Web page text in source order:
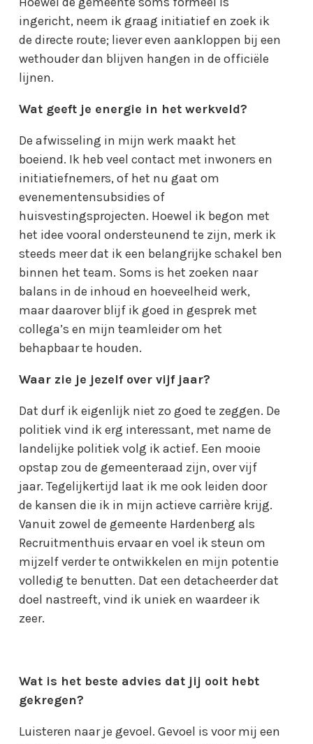
ingericht, neem ik graag initiatief en zoek ik
de directe route; liever even aankloppen bij een
wethouder dan blijven hangen in de officiële
lijnen.
Wat geeft je energie in het werkveld?
De afwisseling in mijn werk maakt het
boeiend. Ik heb veel contact met inwoners en
initiatiefnemers, of het nu gaat om
evenementensubsidies of
huisvestingsprojecten. Hoewel ik begon met
het idee vooral ondersteunend te zijn, merk ik
steeds meer dat ik een belangrijke schakel ben
binnen het team. Soms is het zoeken naar
balans in de inhoud en hoeveelheid werk,
maar daarover blijf ik goed in gesprek met
collega’s en mijn teamleider om het
behapbaar te houden.
Waar zie je jezelf over vijf jaar?
Dat durf ik eigenlijk niet zo goed te zeggen. De
politiek vind ik erg interessant, met name de
landelijke politiek volg ik actief. Een mooie
opstap zou de gemeenteraad zijn, over vijf
jaar. Tegelijkertijd laat ik me ook leiden door
de kansen die ik in mijn actieve carrière krijg.
Vanuit zowel de gemeente Hardenberg als
Recruitmenthuis ervaar en voel ik steun om
mijzelf verder te ontwikkelen en mijn potentie
volledig te benutten. Dat een detacheerder dat
doel nastreeft, vind ik uniek en waardeer ik
zeer.
Wat is het beste advies dat jij ooit hebt
gekregen?
Luisteren naar je gevoel. Gevoel is voor mij een